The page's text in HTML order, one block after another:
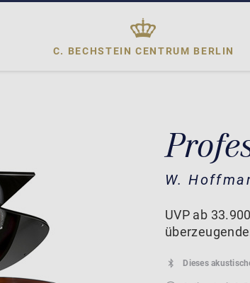
C. BECHSTEIN CENTRUM BERLIN
W.
UVP ab
Dieses